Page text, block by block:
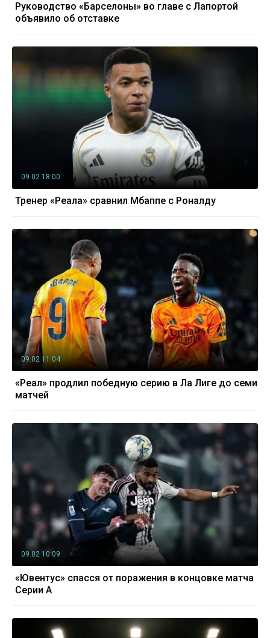
Руководство «Барселоны» во главе с Лапортой
объявило об отставке
09.02 18:00
Тренер «Реала» сравнил Мбаппе с Роналду
09.02 11:04
«Реал» продлил победную серию в Ла Лиге до семи
матчей
09.02 10:09
«Ювентус» спасся от поражения в концовке матча
Серии А